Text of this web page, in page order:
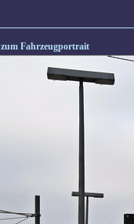
zum Fahrzeugportrait